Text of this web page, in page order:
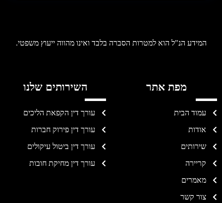
המידע הנ"ל הוא למטרות הסברה בלבד ואינו מהווה ייעוץ משפטי.
מפת אתר
עמוד הבית
אודות
שירותים
קריירה
מאמרים
צור קשר
השירותים שלנו
עורך דין הקפאת הליכים
עורך דין פירוק חברות
עורך דין ביטול עיקולים
עורך דין מחיקת חובות